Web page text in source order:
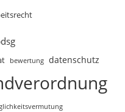
bewertung datenschutz